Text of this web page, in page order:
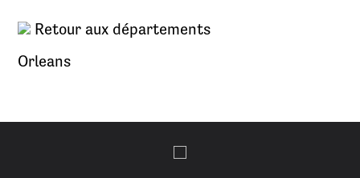
Retour aux départements
Orleans